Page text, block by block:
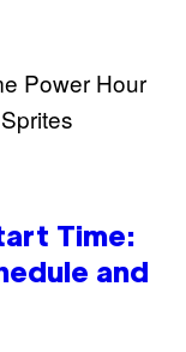
Time:
and